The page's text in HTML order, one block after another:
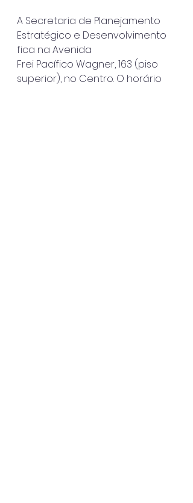
A Secretaria de Planejamento
Estratégico e Desenvolvimento
fica na Avenida
Frei Pacífico Wagner, 163 (piso
superior), no Centro. O horário